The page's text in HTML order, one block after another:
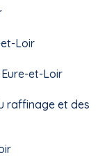
Loir
et-Loir
raffinage et des